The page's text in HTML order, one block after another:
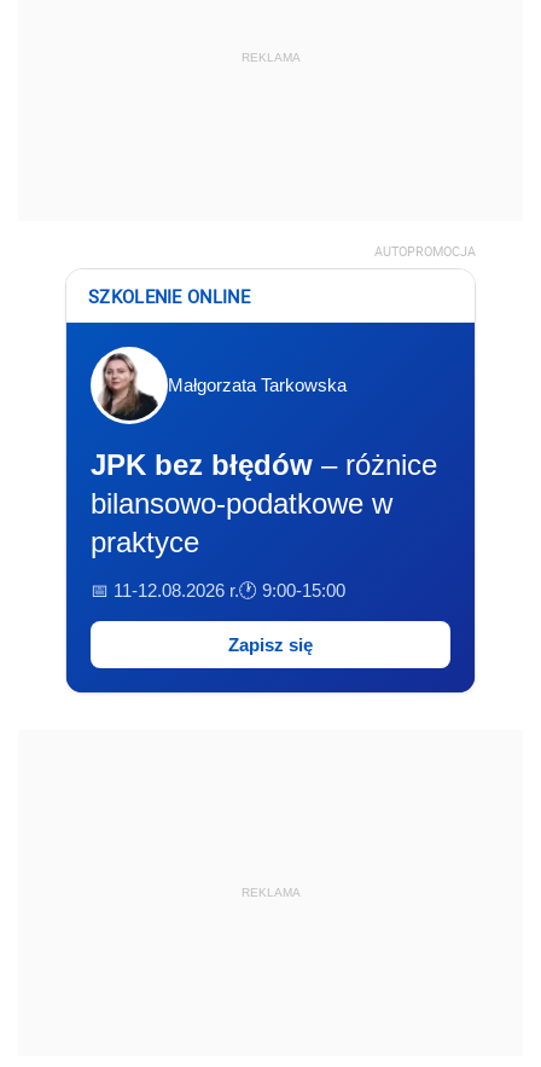
REKLAMA
AUTOPROMOCJA
SZKOLENIE ONLINE
Małgorzata Tarkowska
JPK bez błędów – różnice
bilansowo-podatkowe w
praktyce
📅 11-12.08.2026 r.🕐 9:00-15:00
Zapisz się
REKLAMA